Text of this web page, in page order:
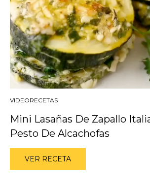
VIDEORECETAS
Mini Lasañas De Zapallo
Pesto De Alcachofas
VER RECETA